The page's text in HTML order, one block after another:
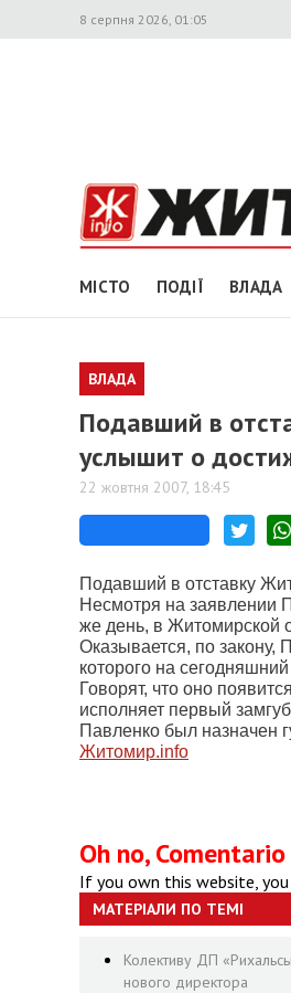
8 серпня 2026, 01:05
МІСТО ПОДІЇ ВЛАДА
ВЛАДА
Подавший в
услышит о
22 жовтня 2007, 18:45
Подавший в отставку
Несмотря на заявлении
же день, в Житомирской
Оказывается, по закону,
которого на
Говорят, что оно
исполняет первый
Павленко был назначен
Житомир.info
Oh no,
If you own this website,
МАТЕРІАЛИ ПО ТЕМІ
Колективу ДП
нового директора